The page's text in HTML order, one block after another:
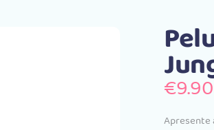
€9.90
Apresente